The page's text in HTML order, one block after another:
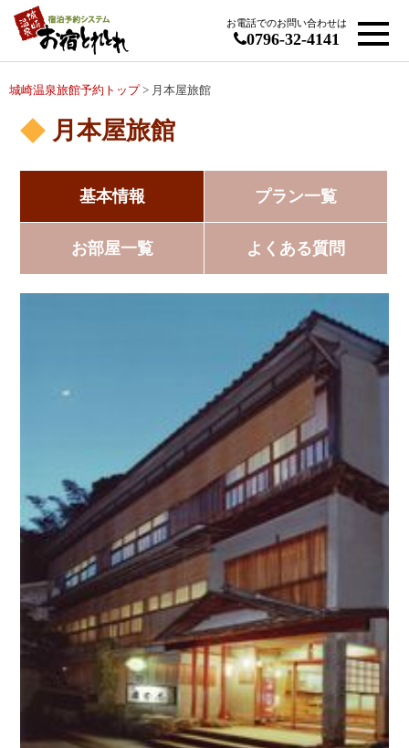
お電話でのお問い合わせは
0796-32-4141
城崎温泉旅館予約トップ > 月本屋旅館
月本屋旅館
基本情報 プラン一覧
お部屋一覧 よくある質問